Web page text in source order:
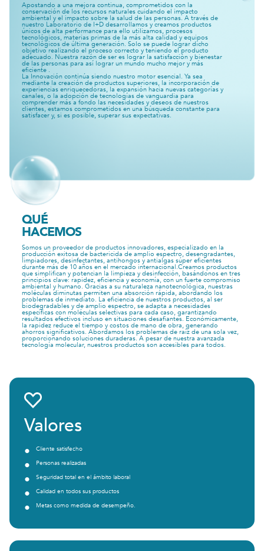
Apostando a una mejora continua, comprometidos con la
conservación de los recursos naturales cuidando el impacto
ambiental y el impacto sobre la salud de las personas. A través de
nuestro Laboratorio de I+D desarrollamos y creamos productos
únicos de alta performance para ello utilizamos, procesos
tecnológicos, materias primas de la más alta calidad y equipos
tecnológicos de última generación. Solo se puede lograr dicho
objetivo realizando el proceso correcto y teniendo el producto
adecuado. Nuestra razón de ser es lograr la satisfacción y bienestar
de las personas para así lograr un mundo mucho mejor y más
eficiente .
La Innovación continúa siendo nuestro motor esencial. Ya sea
mediante la creación de productos superiores, la incorporación de
experiencias enriquecedoras, la expansión hacia nuevas categorías y
canales, o la adopción de tecnologías de vanguardia para
comprender más a fondo las necesidades y deseos de nuestros
clientes, estamos comprometidos en una búsqueda constante para
satisfacer y, si es posible, superar sus expectativas.
QUÉ
HACEMOS
Somos un proveedor de productos innovadores, especializado en la
producción exitosa de bactericida de amplio espectro, desengradantes,
limpiadores, desinfectantes, antihongos y antialgas súper eficientes
durante más de 10 años en el mercado internacional.Creamos productos
que simplifican y potencian la limpieza y desinfección, basándonos en tres
principios clave: rapidez, eficiencia y economía, con un fuerte compromiso
ambiental y humano. Gracias a su naturaleza nanotecnológica, nuestras
moléculas diminutas permiten una absorción rápida, abordando los
problemas de inmediato. La eficiencia de nuestros productos, al ser
biodegradables y de amplio espectro, se adapta a necesidades
específicas con moléculas selectivas para cada caso, garantizando
resultados efectivos incluso en situaciones desafiantes. Económicamente,
la rapidez reduce el tiempo y costos de mano de obra, generando
ahorros significativos. Abordamos los problemas de raíz de una sola vez,
proporcionando soluciones duraderas. A pesar de nuestra avanzada
tecnología molecular, nuestros productos son accesibles para todos.
Valores
• Cliente satisfecho
• Personas realizadas
• Seguridad total en el ámbito laboral
• Calidad en todos sus productos
• Metas como medida de desempeño.